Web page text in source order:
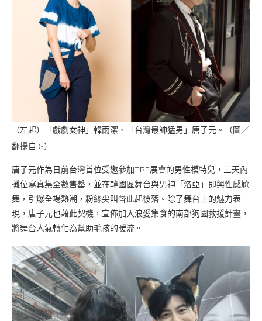
（左起）「戲劇女神」韓雨潔、「台灣最帥猛男」唐子元。（圖／
翻攝自IG）
唐子元作為日前台灣首位受邀參加TRE展會的男性模特兒，三天內
攤位寫真集全數售罄，並在韓國區舞台與男神「洛亞」即興性感尬
舞，引爆全場熱潮，粉絲尖叫聲此起彼落。除了舞台上的魅力表
現，唐子元也藉此契機，宣佈加入浪愛集食的南部狗園救援計畫，
將舞台人氣轉化為幫助毛孩的暖流。